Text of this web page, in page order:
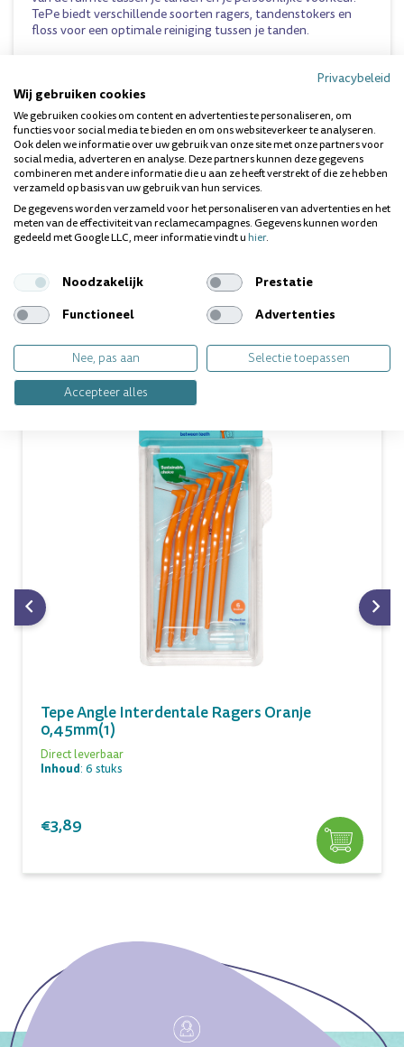
TePe biedt verschillende soorten ragers, tandenstokers en
floss voor een optimale reiniging tussen je tanden.
TePe heeft speciale producten ontwikkeld om het reinigen
van o.a. verstandskiezen, implantaten of beugels te
vergemakkelijken.
Dit product kunt u vinden in de volgende categorie:ragers.
Vragen over dit product? Wij helpen je
graag!
Gerelateerde producten
Tepe Angle Interdentale Ragers Oranje
0,45mm(1)
Direct leverbaar
Inhoud: 6 stuks
€3,89
Privacybeleid
Wij gebruiken cookies
We gebruiken cookies om content en advertenties te personaliseren, om
functies voor social media te bieden en om ons websiteverkeer te analyseren.
Ook delen we informatie over uw gebruik van onze site met onze partners voor
social media, adverteren en analyse. Deze partners kunnen deze gegevens
combineren met andere informatie die u aan ze heeft verstrekt of die ze hebben
verzameld op basis van uw gebruik van hun services.
De gegevens worden verzameld voor het personaliseren van advertenties en het
meten van de effectiviteit van reclamecampagnes. Gegevens kunnen worden
gedeeld met Google LLC, meer informatie vindt uhier.
Noodzakelijk
Prestatie
Functioneel
Advertenties
Nee, pas aan
Selectie toepassen
Accepteer alles